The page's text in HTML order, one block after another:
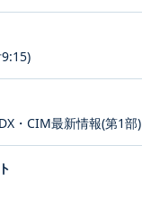
・CIM最新情報(第1部)